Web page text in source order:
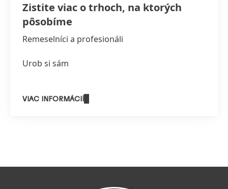
Zistite viac o trhoch, na ktorých
pôsobíme
Remeselníci a profesionáli
Urob si sám
VIAC INFORMÁCIÍ